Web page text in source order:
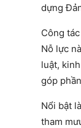
dựng
Công
Nỗ lực
luật,
góp
Nổi bật
tham